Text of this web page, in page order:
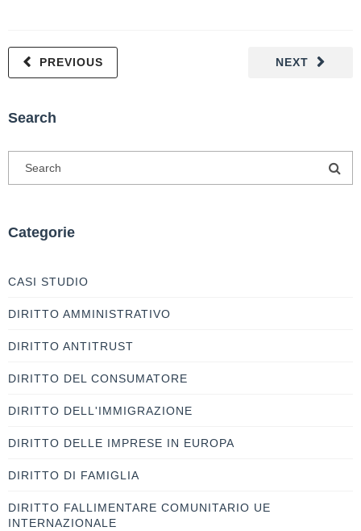
NEXT
PREVIOUS
Search
Categorie
CASI STUDIO
DIRITTO AMMINISTRATIVO
DIRITTO ANTITRUST
DIRITTO DEL CONSUMATORE
DIRITTO DELL'IMMIGRAZIONE
DIRITTO DELLE IMPRESE IN EUROPA
DIRITTO DI FAMIGLIA
DIRITTO FALLIMENTARE COMUNITARIO UE
INTERNAZIONALE